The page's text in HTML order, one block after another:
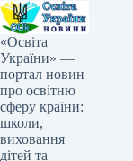
«Освіта
України» —
портал новин
про освітню
сферу країни:
школи,
виховання
дітей та